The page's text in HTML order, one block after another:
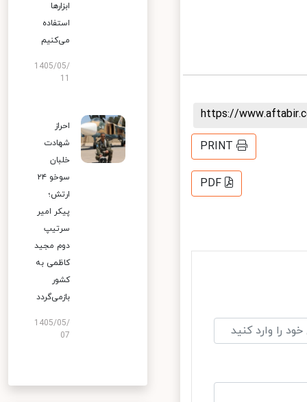
https://
PRINT
PDF
ابزارها
استفاده
می‌کنیم
1405/05/
احراز
شهادت
خلبان
سوخو ۲۴
ارتش؛
پیکر امیر
سرتیپ
دوم مجید
کاظمی به
کشور
بازمی‌گردد
1405/05/
07